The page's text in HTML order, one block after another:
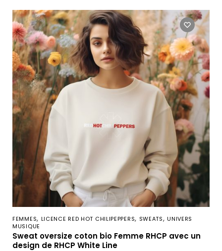
FEMMES, LICENCE RED HOT CHILIPEPPERS, SWEATS,UNIVERS
MUSIQUE
Sweat oversize coton bio Femme RHCP avec un
design de RHCP White Line